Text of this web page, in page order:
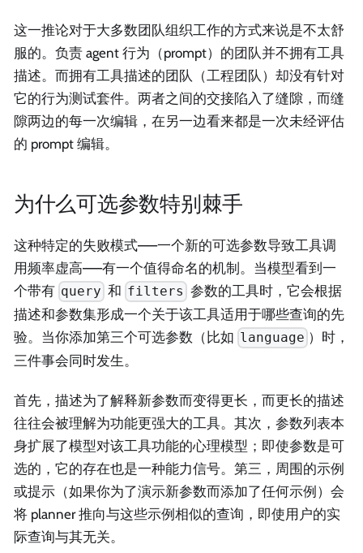
这一推论对于大多数团队组织工作的方式来说是不太舒
服的。负责 agent 行为（prompt）的团队并不拥有工具
描述。而拥有工具描述的团队（工程团队）却没有针对
它的行为测试套件。两者之间的交接陷入了缝隙，而缝
隙两边的每一次编辑，在另一边看来都是一次未经评估
的 prompt 编辑。
为什么可选参数特别棘手
这种特定的失败模式——一个新的可选参数导致工具调
用频率虚高——有一个值得命名的机制。当模型看到一
个带有 query 和 filters 参数的工具时，它会根据
描述和参数集形成一个关于该工具适用于哪些查询的先
验。当你添加第三个可选参数（比如 language ）时，
三件事会同时发生。
首先，描述为了解释新参数而变得更长，而更长的描述
往往会被理解为功能更强大的工具。其次，参数列表本
身扩展了模型对该工具功能的心理模型；即使参数是可
选的，它的存在也是一种能力信号。第三，周围的示例
或提示（如果你为了演示新参数而添加了任何示例）会
将 planner 推向与这些示例相似的查询，即使用户的实
际查询与其无关。